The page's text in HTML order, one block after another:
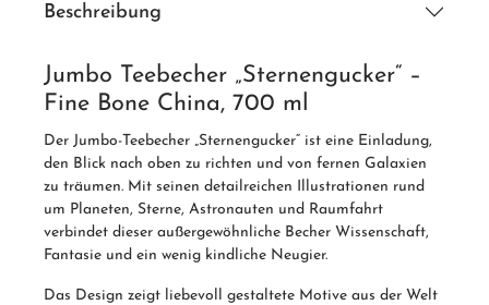
Beschreibung
Jumbo Teebecher „Sternengucker“ –
Fine Bone China, 700 ml
Der Jumbo-Teebecher „Sternengucker“ ist eine Einladung,
den Blick nach oben zu richten und von fernen Galaxien
zu träumen. Mit seinen detailreichen Illustrationen rund
um Planeten, Sterne, Astronauten und Raumfahrt
verbindet dieser außergewöhnliche Becher Wissenschaft,
Fantasie und ein wenig kindliche Neugier.
Das Design zeigt liebevoll gestaltete Motive aus der Welt